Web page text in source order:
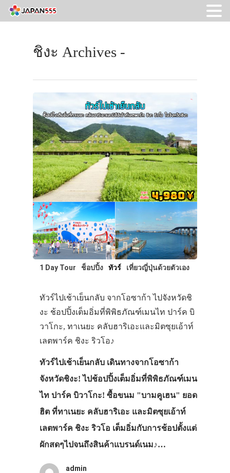
ชิงะ Archives -
1 Day Tour ช็อปปิ้ง ทัวร์ เที่ยวญี่ปุ่นด้วยตัวเอง
ทัวร์ไปเช้าเย็นกลับ จากโอซาก้า ไปจังหวัดชิ
งะ ช้อปปิ้งเต็มอิ่มที่พิพิธภัณฑ์เมนไท ปาร์ค บิ
วาโกะ, ทาเนยะ คลับฮาริเอะและมิตซุยเอ้าท์
เลตพาร์ค ชิงะ ริวโอ♪
ทัวร์ไปเช้าเย็นกลับ เดินทางจากโอซาก้า
จังหวัดชิงะ! ไปช้อปปิ้งเต็มอิ่มที่พิพิธภัณฑ์เมน
ไท ปาร์ค บิวาโกะ! ซื้อขนม "บามคูเฮน" ยอด
ฮิต ที่ทาเนยะ คลับฮาริเอะ และมิตซุยเอ้าท์
เลตพาร์ค ชิงะ ริวโอ เต็มอิ่มกับการช้อปตั้งแต่
ผักสดๆไปจนถึงสินค้าแบรนด์เนม♪…
admin